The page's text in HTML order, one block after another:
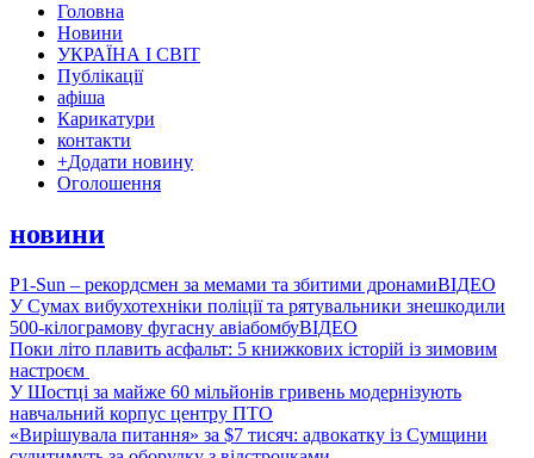
Головна
Новини
УКРАЇНА І СВІТ
Публікації
афіша
Карикатури
контакти
+Додати новину
Оголошення
новини
P1-Sun – рекордсмен за мемами та збитими дронамиВІДЕО
У Сумах вибухотехніки поліції та рятувальники знешкодили
500-кілограмову фугасну авіабомбуВІДЕО
Поки літо плавить асфальт: 5 книжкових історій із зимовим
настроєм
У Шостці за майже 60 мільйонів гривень модернізують
навчальний корпус центру ПТО
«Вирішувала питання» за $7 тисяч: адвокатку із Сумщини